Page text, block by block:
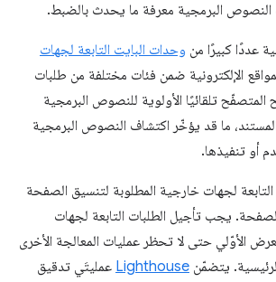
البرمجية معرفة ما يحدث بالضبط.
عددًا كبيرًا من وحدات البايت التابعة لجهات
الإلكترونية ضمن فئات مختلفة من طلبات
المتصفّح تلقائيًا الأولوية للنصوص البرمجية
المستند، ما قد يؤخّر اكتشاف النصوص البرمجية
أو تنفيذها.
لجهات خارجية المطلوبة لتنسيق الصفحة
يجب تأجيل الطلبات التابعة لجهات
الأوّلي حتى لا تحظر عمليات المعالجة الأخرى
يتضمّن Lighthouse عمليتَي تدقيق